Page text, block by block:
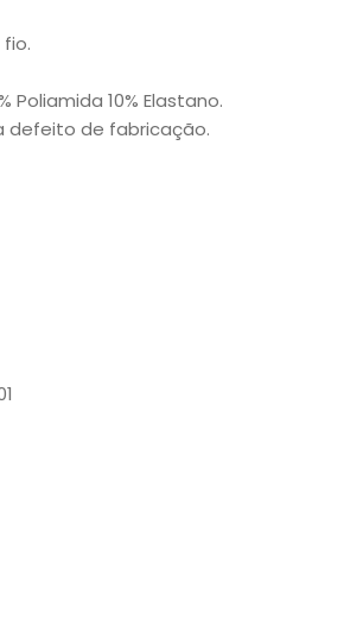
Poliamida 10% Elastano.
defeito de fabricação.